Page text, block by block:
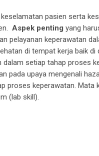
keselamatan pasien serta
Aspek penting yang
pelayanan keperawatan
di tempat kerja baik di
dalam setiap tahap proses
pada upaya mengenali
proses keperawatan. Mata
(lab skill).